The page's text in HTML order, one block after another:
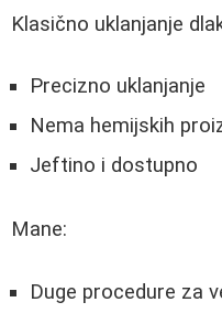
Klasično uklanjanje
Precizno uklanjanje
Nema hemijskih
Jeftino i dostupno
Mane:
Duge procedure za